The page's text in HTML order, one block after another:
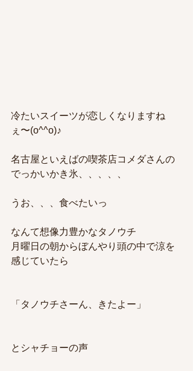
冷たいスイーツが恋しくなりますね
ぇ〜(o^^o)♪
名古屋といえばの喫茶店コメダさんの
でっかいかき氷、、、、、
うお、、、食べたいっ
なんて想像力豊かなタノウチ
月曜日の朝からぼんやり頭の中で涼を
感じていたら
「タノウチさーん、きたよー」
とシャチョーの声